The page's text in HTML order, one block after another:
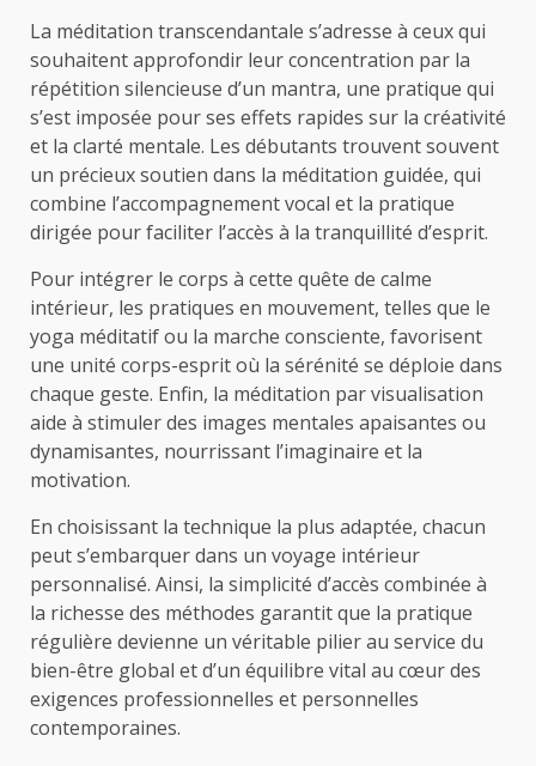
La méditation transcendantale s’adresse à ceux qui
souhaitent approfondir leur concentration par la
répétition silencieuse d’un mantra, une pratique qui
s’est imposée pour ses effets rapides sur la créativité
et la clarté mentale. Les débutants trouvent souvent
un précieux soutien dans la méditation guidée, qui
combine l’accompagnement vocal et la pratique
dirigée pour faciliter l’accès à la tranquillité d’esprit.
Pour intégrer le corps à cette quête de calme
intérieur, les pratiques en mouvement, telles que le
yoga méditatif ou la marche consciente, favorisent
une unité corps-esprit où la sérénité se déploie dans
chaque geste. Enfin, la méditation par visualisation
aide à stimuler des images mentales apaisantes ou
dynamisantes, nourrissant l’imaginaire et la
motivation.
En choisissant la technique la plus adaptée, chacun
peut s’embarquer dans un voyage intérieur
personnalisé. Ainsi, la simplicité d’accès combinée à
la richesse des méthodes garantit que la pratique
régulière devienne un véritable pilier au service du
bien-être global et d’un équilibre vital au cœur des
exigences professionnelles et personnelles
contemporaines.